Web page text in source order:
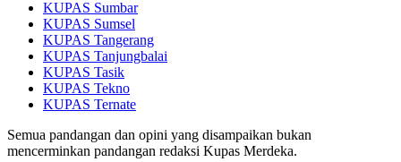
KUPAS Sumbar
KUPAS Sumsel
KUPAS Tangerang
KUPAS Tanjungbalai
KUPAS Tasik
KUPAS Tekno
KUPAS Ternate
Semua pandangan dan opini yang disampaikan bukan
mencerminkan pandangan redaksi Kupas Merdeka.